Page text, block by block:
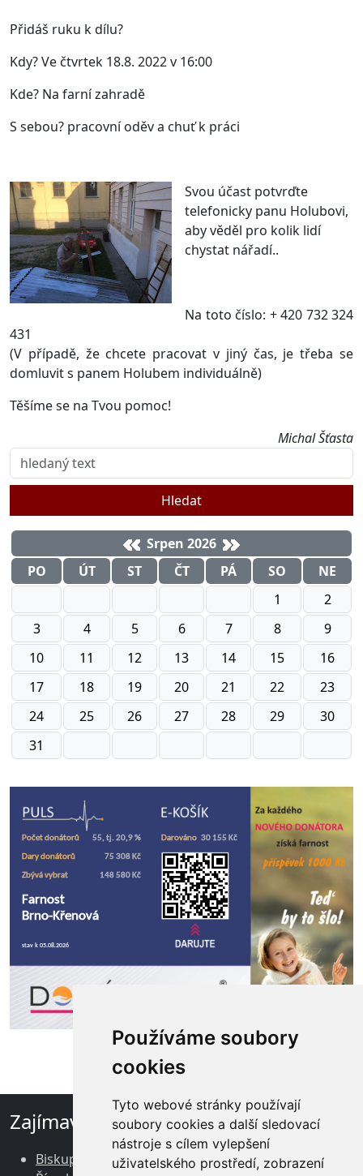
Používáme soubory
cookies
Tyto webové stránky používají
soubory cookies a další sledovací
nástroje s cílem vylepšení
uživatelského prostředí, zobrazení
Přidáš ruku k dílu?
Kdy? Ve čtvrtek 18.8. 2022 v 16:00
Kde? Na farní zahradě
S sebou? pracovní oděv a chuť k práci
Svou účast potvrďte
telefonicky panu Holubovi,
aby věděl pro kolik lidí
chystat nářadí..
Na toto číslo: + 420 732 324
431
(V případě, že chcete pracovat v jiný čas, je třeba se
domluvit s panem Holubem individuálně)
Těšíme se na Tvou pomoc!
Michal Šťasta
Hledat
Srpen 2026
PO
ÚT ST ČT PÁ SO
NE
1
2
3
4 5 6 7 8
9
10
11 12 13 14 15
16
17
18 19 20 21 22
23
24
25 26 27 28 29
30
31
Zajímavé odkazy
Biskupství brněnské